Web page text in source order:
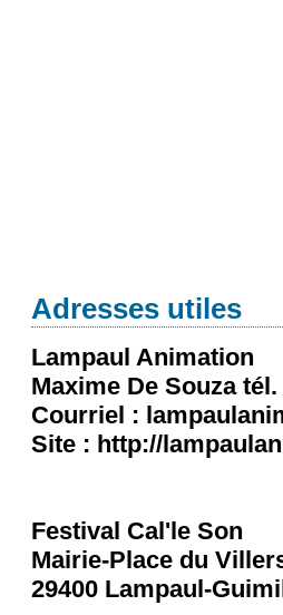
Adresses utiles
Lampaul Animation
Maxime De Souza tél.
Courriel :
Site : http://
Festival Cal'le Son
Mairie-Place du
29400 Lampaul-